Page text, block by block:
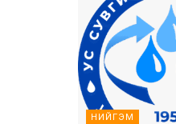
НИЙГЭМ